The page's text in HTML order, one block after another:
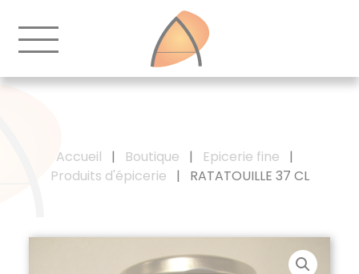
Accueil | Boutique | Epicerie fine
|
Produits d'épicerie
| RATATOUILLE 37 CL